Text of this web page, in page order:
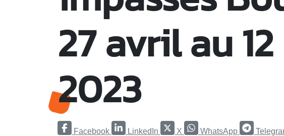
27 avril au
2023
Facebook LinkedIn X WhatsApp